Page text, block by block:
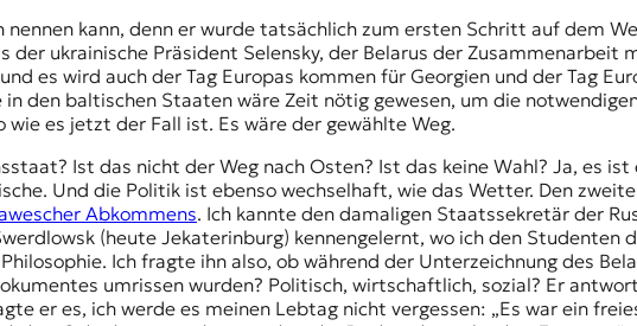
kann, denn er wurde tatsächlich zum ersten Schritt auf dem
der ukrainische Präsident Selensky, der Belarus der Zusammenarbeit
es wird auch der Tag Europas kommen für Georgien und der Tag
den baltischen Staaten wäre Zeit nötig gewesen, um die
es jetzt der Fall ist. Es wäre der gewählte Weg.
? Ist das nicht der Weg nach Osten? Ist das keine Wahl? Ja, es
Und die Politik ist ebenso wechselhaft, wie das Wetter. Den
Abkommens. Ich kannte den damaligen Staatssekretär der
(heute Jekaterinburg) kennengelernt, wo ich den Studenten
Ich fragte ihn also, ob während der Unterzeichnung des
umrissen wurden? Politisch, wirtschaftlich, sozial? Er
er es, ich werde es meinen Lebtag nicht vergessen: „Es war ein